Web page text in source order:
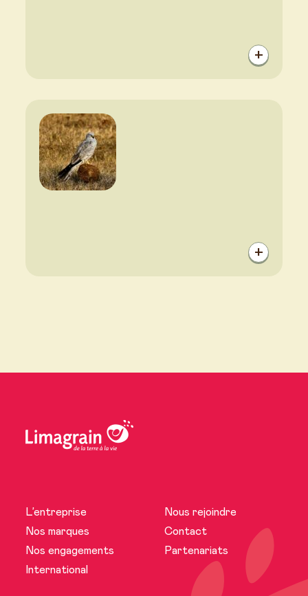
L’entreprise
Actualités
L’entreprise
Nos marques
Nos engagements
International
Nous rejoindre
Contact
Partenariats